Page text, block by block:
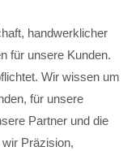
handwerklicher
für unsere Kunden.
Wir wissen um
für unsere
Partner und die
Präzision,